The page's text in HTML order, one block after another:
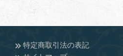
特定商取引法の表記